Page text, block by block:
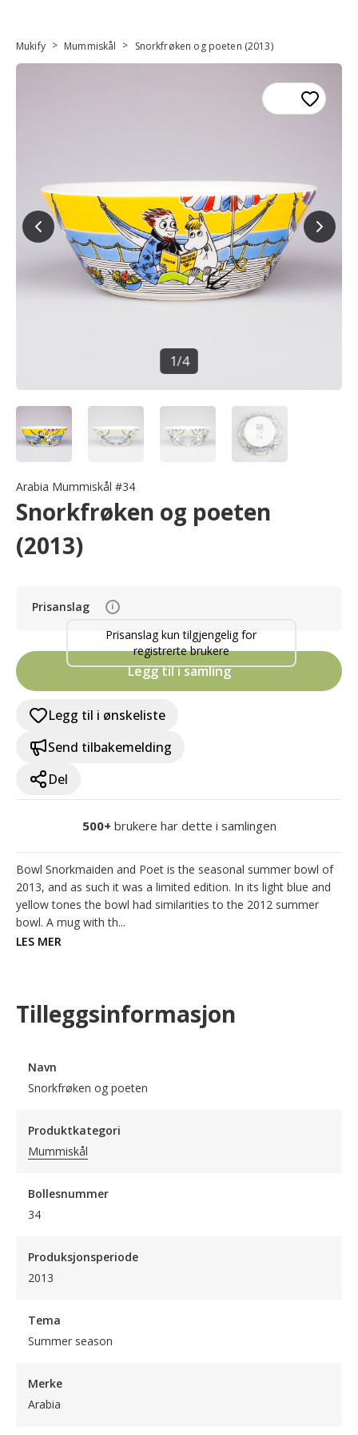
Mukify > Mummiskål > Snorkfrøken og poeten (2013)
1/4
Arabia Mummiskål #34
Snorkfrøken og poeten
(2013)
Prisanslag i
Prisanslag kun tilgjengelig for
registrerte brukere
Legg til i samling
Legg til i ønskeliste
Send tilbakemelding
Del
500+ brukere har dette i samlingen
Bowl Snorkmaiden and Poet is the seasonal summer bowl of
2013, and as such it was a limited edition. In its light blue and
yellow tones the bowl had similarities to the 2012 summer
bowl. A mug with th...
LES MER
Tilleggsinformasjon
Navn
Snorkfrøken og poeten
Produktkategori
Mummiskål
Bollesnummer
34
Produksjonsperiode
2013
Tema
Summer season
Merke
Arabia